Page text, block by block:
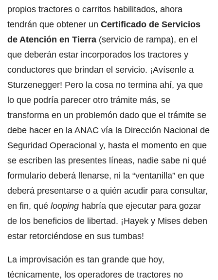
propios tractores o carritos habilitados, ahora
tendrán que obtener un Certificado de Servicios
de Atención en Tierra (servicio de rampa), en el
que deberán estar incorporados los tractores y
conductores que brindan el servicio. ¡Avísenle a
Sturzenegger! Pero la cosa no termina ahí, ya que
lo que podría parecer otro trámite más, se
transforma en un problemón dado que el trámite se
debe hacer en la ANAC vía la Dirección Nacional de
Seguridad Operacional y, hasta el momento en que
se escriben las presentes líneas, nadie sabe ni qué
formulario deberá llenarse, ni la “ventanilla” en que
deberá presentarse o a quién acudir para consultar,
en fin, qué looping habría que ejecutar para gozar
de los beneficios de libertad. ¡Hayek y Mises deben
estar retorciéndose en sus tumbas!
La improvisación es tan grande que hoy,
técnicamente, los operadores de tractores no